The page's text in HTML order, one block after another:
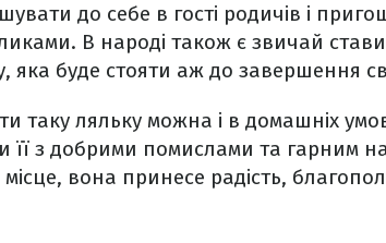
до себе в гості родичів і
В народі також є звичай
яка буде стояти аж до завершення
таку ляльку можна і в домашніх
її з добрими помислами та гарним
вона принесе радість,